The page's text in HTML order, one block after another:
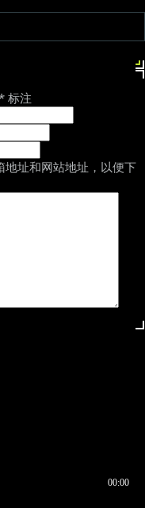
标注
址和网站地址，以便下